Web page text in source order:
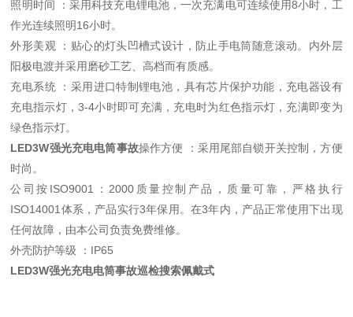
照明时间 ：采用科技充电锂电池，一次充满电可连续使用8小时，工
作光连续照明16小时。
外形美观 ：贴心的灯头凹槽式设计，防止手电筒随意滚动。内外层
阳极电渡并采用磨砂工艺、高档而有质感。
充电系统 ：采用进口特制锂电池，具有芯片保护功能，充电器设有
充电指示灯，3-4小时即可充满，充电时为红色指示灯，充满即变为
绿色指示灯。
LED3W强光充电电筒事故操作方便 ：采用尾部自锁开关控制，方便
时尚。
公司按ISO9001：2000质量控制产品，质量可靠，严格执行
ISO14001体系，产品实行3年保用。在3年内，产品正常使用下出现
任何故障，由本公司负责免费维修。
外壳防护等级 ：IP65
LED3W强光充电电筒事故巡检搜索佩戴式